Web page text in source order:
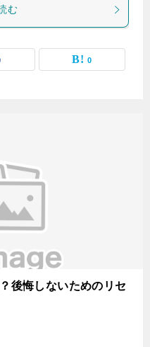
む
0
後悔しないためのリセ